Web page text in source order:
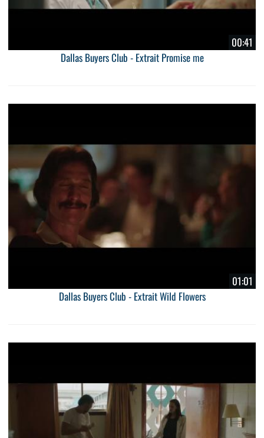
00:41
Dallas Buyers Club - Extrait Promise me
01:01
Dallas Buyers Club - Extrait Wild Flowers